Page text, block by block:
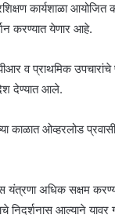
कार्यशाळा आयोजित
करण्यात येणार आहे.
व प्राथमिक उपचारांचे
देण्यात आले.
काळात ओव्हरलोड
यंत्रणा अधिक सक्षम
आल्याने यावर